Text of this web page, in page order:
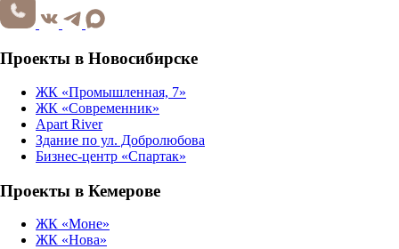
Проекты в Новосибирске
ЖК «Промышленная, 7»
ЖК «Современник»
Apart River
Здание по ул. Добролюбова
Бизнес-центр «Спартак»
Проекты в Кемерове
ЖК «Моне»
ЖК «Нова»